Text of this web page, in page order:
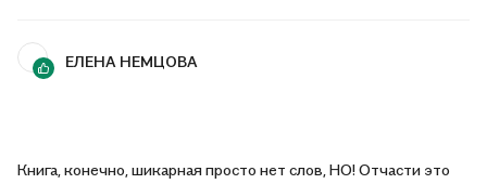
вышивальные приемы, описанные автором.
ЕЛЕНА НЕМЦОВА
Книга, конечно, шикарная просто нет слов, НО! Отчасти это